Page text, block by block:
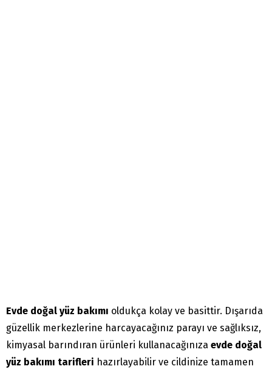
Evde doğal yüz bakımı oldukça kolay ve basittir. Dışarıda
güzellik merkezlerine harcayacağınız parayı ve sağlıksız,
kimyasal barındıran ürünleri kullanacağınıza evde doğal
yüz bakımı tarifleri hazırlayabilir ve cildinize tamamen